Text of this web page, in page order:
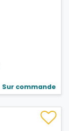
Sur commande